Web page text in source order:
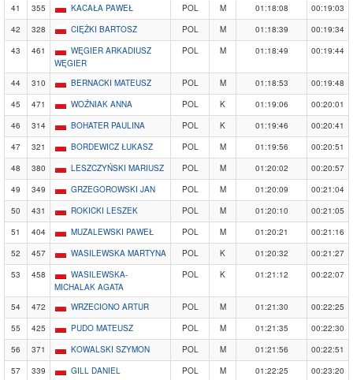
41
355 KACAŁA PAWEŁ POL M 01:18:08
00:19:03
42
328 CIĘŻKI BARTOSZ POL M 01:18:39
00:19:34
43
461
WĘGIER ARKADIUSZ
WĘGIER
POL M 01:18:49 00:19:44
44 310 BERNACKI MATEUSZ POL M 01:18:53
00:19:48
45
471 WOŹNIAK ANNA POL K 01:19:06
00:20:01
46
314 BOHATER PAULINA POL K 01:19:46
00:20:41
47
321 BORDEWICZ ŁUKASZ POL M 01:19:56
00:20:51
48
380 LESZCZYŃSKI MARIUSZ POL M 01:20:02
00:20:57
49
349 GRZEGOROWSKI JAN POL M 01:20:09
00:21:04
50
431 ROKICKI LESZEK POL M 01:20:10
00:21:05
51
404 MUZALEWSKI PAWEŁ POL M 01:20:21
00:21:16
52
457 WASILEWSKA MARTYNA POL K 01:20:32
00:21:27
53
458
WASILEWSKA-
MICHALAK AGATA
POL K 01:21:12 00:22:07
54 472 WRZECIONO ARTUR POL M 01:21:30
00:22:25
55
425 PUDO MATEUSZ POL M 01:21:35
00:22:30
56
371 KOWALSKI SZYMON POL M 01:21:56
00:22:51
57
339 GILL DANIEL POL M 01:22:25 00:23:20